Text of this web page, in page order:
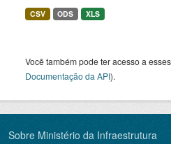
CSV ODS XLS
Você também pode ter acesso a
Documentação da API).
Sobre Ministério da Infraestrutura